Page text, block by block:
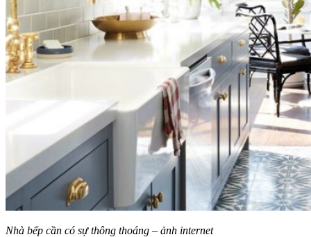
Nhà bếp cần có sự thông thoáng – ảnh internet